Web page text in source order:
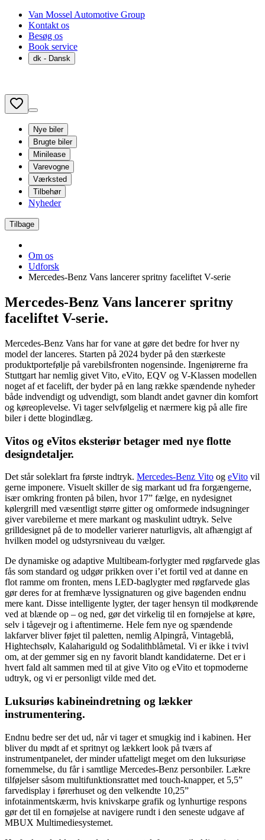
Van Mossel Automotive Group
Kontakt os
Besøg os
Book service
dk - Dansk
Nye biler
Brugte biler
Minilease
Varevogne
Værksted
Tilbehør
Nyheder
Tilbage
Om os
Udforsk
Mercedes-Benz Vans lancerer spritny faceliftet V-serie
Mercedes-Benz Vans lancerer spritny
faceliftet V-serie.
Mercedes-Benz Vans har for vane at gøre det bedre for hver ny
model der lanceres. Starten på 2024 byder på den stærkeste
produktportefølje på varebilsfronten nogensinde. Ingeniørerne fra
Stuttgart har nemlig givet Vito, eVito, EQV og V-Klassen modellen
noget af et facelift, der byder på en lang række spændende nyheder
både indvendigt og udvendigt, som blandt andet gavner din komfort
og køreoplevelse. Vi tager selvfølgelig et nærmere kig på alle fire
biler i dette blogindlæg.
Vitos og eVitos eksteriør betager med nye flotte
designdetaljer.
Det står soleklart fra første indtryk. Mercedes-Benz Vito og eVito vil
gerne imponere. Visuelt skiller de sig markant ud fra forgængerne,
især omkring fronten på bilen, hvor 17” fælge, en nydesignet
kølergrill med væsentligt større gitter og omformede indsugninger
giver varebilerne et mere markant og maskulint udtryk. Selve
grilldesignet på de to modeller varierer naturligvis, alt afhængigt af
hvilken model og udstyrsniveau du vælger.
De dynamiske og adaptive Multibeam-forlygter med røgfarvede glas
fås som standard og udgør prikken over i’et fortil ved at danne en
flot ramme om fronten, mens LED-baglygter med røgfarvede glas
gør deres for at fremhæve lyssignaturen og give bagenden endnu
mere kant. Disse intelligente lygter, der tager hensyn til modkørende
ved at blænde op – og ned, gør det virkelig til en fornøjelse at køre,
selv i tågevejr og i aftentimerne. Hele fem nye og spændende
lakfarver bliver føjet til paletten, nemlig Alpingrå, Vintageblå,
Hightechsølv, Kalahariguld og Sodalithblåmetal. Vi er ikke i tvivl
om, at der gemmer sig en ny favorit blandt kandidaterne. Det er i
hvert fald alt sammen med til at give Vito og eVito et topmoderne
udtryk, og vi er personligt vilde med det.
Luksuriøs kabineindretning og lækker
instrumentering.
Endnu bedre ser det ud, når vi tager et smugkig ind i kabinen. Her
bliver du mødt af et spritnyt og lækkert look på tværs af
instrumentpanelet, der minder ufatteligt meget om den luksuriøse
fornemmelse, du får i samtlige Mercedes-Benz personbiler. Lækre
tilføjelser såsom multifunktionsrattet med touch-knapper, et 5,5”
farvedisplay i førerhuset og den velkendte 10,25”
infotainmentskærm, hvis knivskarpe grafik og lynhurtige respons
gør det til en fornøjelse at navigere rundt i den seneste udgave af
MBUX Multimediesystemet.